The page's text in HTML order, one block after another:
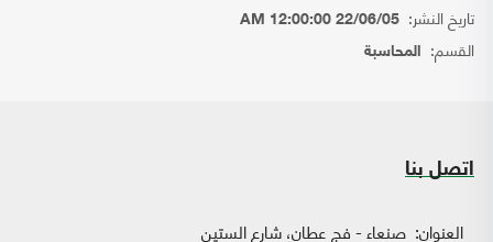
تاريخ النشر: 22/06/05 12:00:00 AM
القسم: المحاسبة
اتصل بنا
العنوان: صنعاء - فج عطان، شارع الستين